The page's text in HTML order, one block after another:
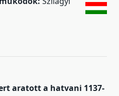
aratott a hatvani 1137-